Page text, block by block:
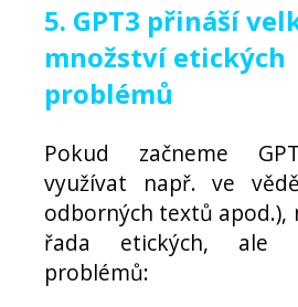
5. GPT3 přináší
množství etických
problémů
Pokud začneme
využívat např. ve
odborných textů apod.),
řada etických, ale
problémů: